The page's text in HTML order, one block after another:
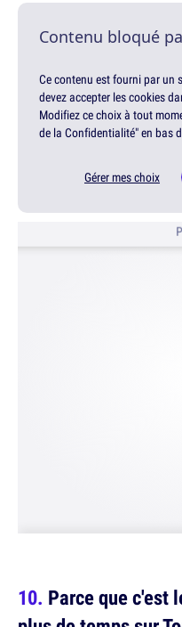
Contenu bloqué
Ce contenu est fourni par un
devez accepter les cookies
Modifiez ce choix à tout
de la Confidentialité" en bas
Gérer mes choix
Parce que c'est